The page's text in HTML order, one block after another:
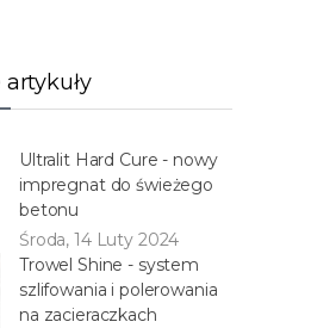
Ultralit Hard Cure - nowy
impregnat do świeżego
betonu
Środa, 14 Luty 2024
Trowel Shine - system
szlifowania i polerowania
na zacieraczkach